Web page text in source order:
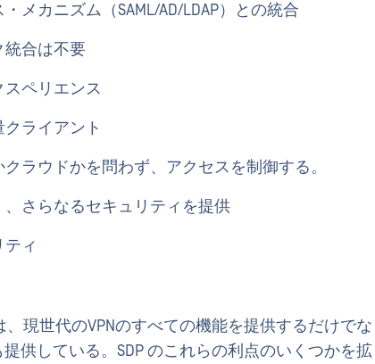
メカニズム（SAML/AD/LDAP）との統合
統合は不要
ペリエンス
ライアント
ラウドかを問わず、アクセスを制御する。
さらなるセキュリティを提供
ィ
現世代のVPNのすべての機能を提供するだけでな
供している。SDP のこれらの利点のいくつかを拡